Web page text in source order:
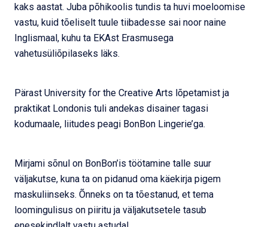
kaks aastat. Juba põhikoolis tundis ta huvi moeloomise
vastu, kuid tõeliselt tuule tiibadesse sai noor naine
Inglismaal, kuhu ta EKAst Erasmusega
vahetusüliõpilaseks läks.
Pärast University for the Creative Arts lõpetamist ja
praktikat Londonis tuli andekas disainer tagasi
kodumaale, liitudes peagi BonBon Lingerie’ga.
Mirjami sõnul on BonBon’is töötamine talle suur
väljakutse, kuna ta on pidanud oma käekirja pigem
maskuliinseks. Õnneks on ta tõestanud, et tema
loomingulisus on piiritu ja väljakutsetele tasub